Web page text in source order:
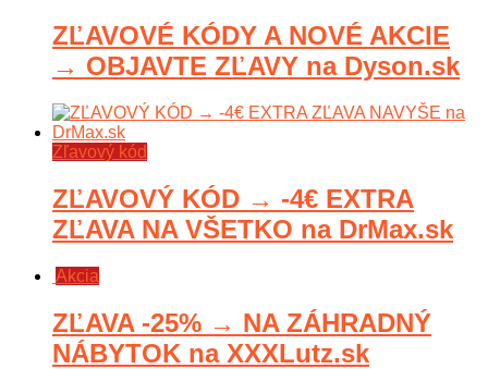
ZĽAVOVÉ KÓDY A NOVÉ AKCIE
→ OBJAVTE ZĽAVY na Dyson.sk
Zľavový kód
ZĽAVOVÝ KÓD → -4€ EXTRA
ZĽAVA NA VŠETKO na DrMax.sk
Akcia
ZĽAVA -25% → NA ZÁHRADNÝ
NÁBYTOK na XXXLutz.sk